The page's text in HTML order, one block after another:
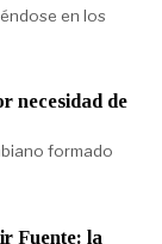
en los
necesidad de
formado
Fuente: la